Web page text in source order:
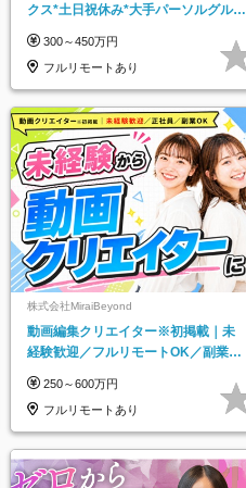
クス*土日祝休み*大手パーソルグルー
300～450万円
フルリモートあり
株式会社MiraiBeyond
動画編集クリエイター※初掲載｜未
経験歓迎／フルリモートOK／副業O
250～600万円
フルリモートあり